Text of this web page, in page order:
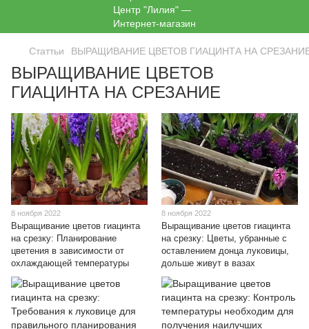
Статтьи ВЫРАЩИВАНИЕ ЦВЕТОВ ГИАЦИНТА НА
ВЫРАЩИВАНИЕ ЦВЕТОВ
ГИАЦИНТА НА СРЕЗАНИЕ
8 ноября 2022
Выращивание цветов гиацинта
на срезку: Планирование
цветения в зависимости от
охлаждающей температуры
8 ноября 2022
Выращивание цветов гиацинта
на срезку: Цветы, убранные с
оставлением донца луковицы,
дольше живут в вазах